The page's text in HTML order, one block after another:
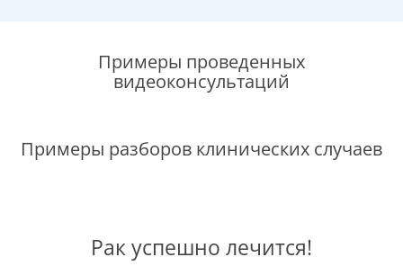
проводится биопсия и гистологическое исследование
Молекулярно-
патологические исследования в
Примеры проведенных
видеоконсультаций
Примеры разборов клинических случаев
Рак успешно лечится!